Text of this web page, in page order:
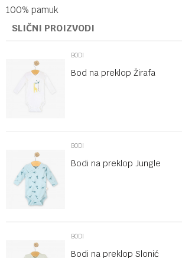
100% pamuk
SLIČNI PROIZVODI
BODI
Bod na preklop Žirafa
BODI
Bodi na preklop Jungle
BODI
Bodi na preklop Slonić